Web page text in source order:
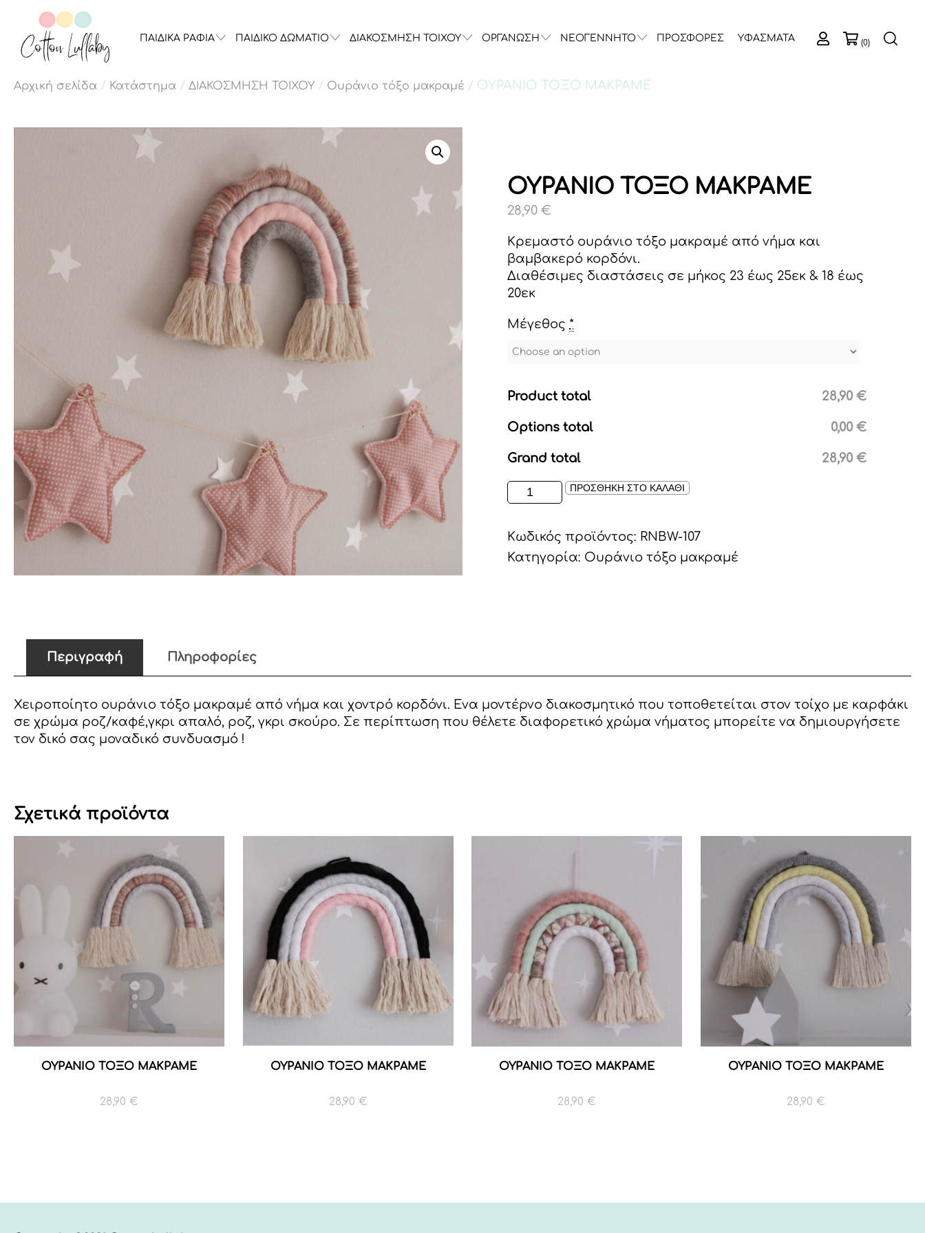
ΠΑΙΔΙΚΑ ΡΑΦΙΑ ΠΑΙΔΙΚΟ ΔΩΜΑΤΙΟ ΔΙΑΚΟΣΜΗΣΗ ΤΟΙΧΟΥ ΟΡΓΑΝΩΣΗ ΝΕΟΓΕΝΝΗΤΟ ΠΡΟΣΦΟΡΕΣ ΥΦΑΣΜΑΤΑ (0)
Αρχική σελίδα / Κατάστημα / ΔΙΑΚΟΣΜΗΣΗ ΤΟΙΧΟΥ / Ουράνιο τόξο μακραμέ / ΟΥΡΑΝΙΟ ΤΟΞΟ ΜΑΚΡΑΜΕ
ΟΥΡΑΝΙΟ ΤΟΞΟ ΜΑΚΡΑΜΕ
28,90€
Κρεμαστό ουράνιο τόξο μακραμέ από νήμα και
βαμβακερό κορδόνι.
Διαθέσιμες διαστάσεις σε μήκος 23 έως 25εκ & 18 έως
20εκ
Μέγεθος *
Product total 28,90 €
Options total 0,00 €
Grand total 28,90 €
ΟΥΡΑΝΙΟ
ΤΟΞΟ
ποσότητα
ΠΡΟΣΘΗΚΗ ΣΤΟ ΚΑΛΑΘΙ
Κωδικός προϊόντος: RNBW-107
Κατηγορία: Ουράνιο τόξο μακραμέ
Περιγραφή Πληροφορίες
Χειροποίητο ουράνιο τόξο μακραμέ από νήμα και χοντρό κορδόνι. Ενα μοντέρνο διακοσμητικό που τοποθετείται στον τοίχο με καρφάκι
σε χρώμα ροζ/καφέ,γκρι απαλό, ροζ, γκρι σκούρο. Σε περίπτωση που θέλετε διαφορετικό χρώμα νήματος μπορείτε να δημιουργήσετε
τον δικό σας μοναδικό συνδυασμό !
Σχετικά προϊόντα
ΟΥΡΑΝΙΟ ΤΟΞΟ ΜΑΚΡΑΜΕ
28,90 €
ΟΥΡΑΝΙΟ ΤΟΞΟ ΜΑΚΡΑΜΕ
28,90 €
ΟΥΡΑΝΙΟ ΤΟΞΟ ΜΑΚΡΑΜΕ
28,90€
ΟΥΡΑΝΙΟ ΤΟΞΟ ΜΑΚΡΑΜΕ
28,90 €